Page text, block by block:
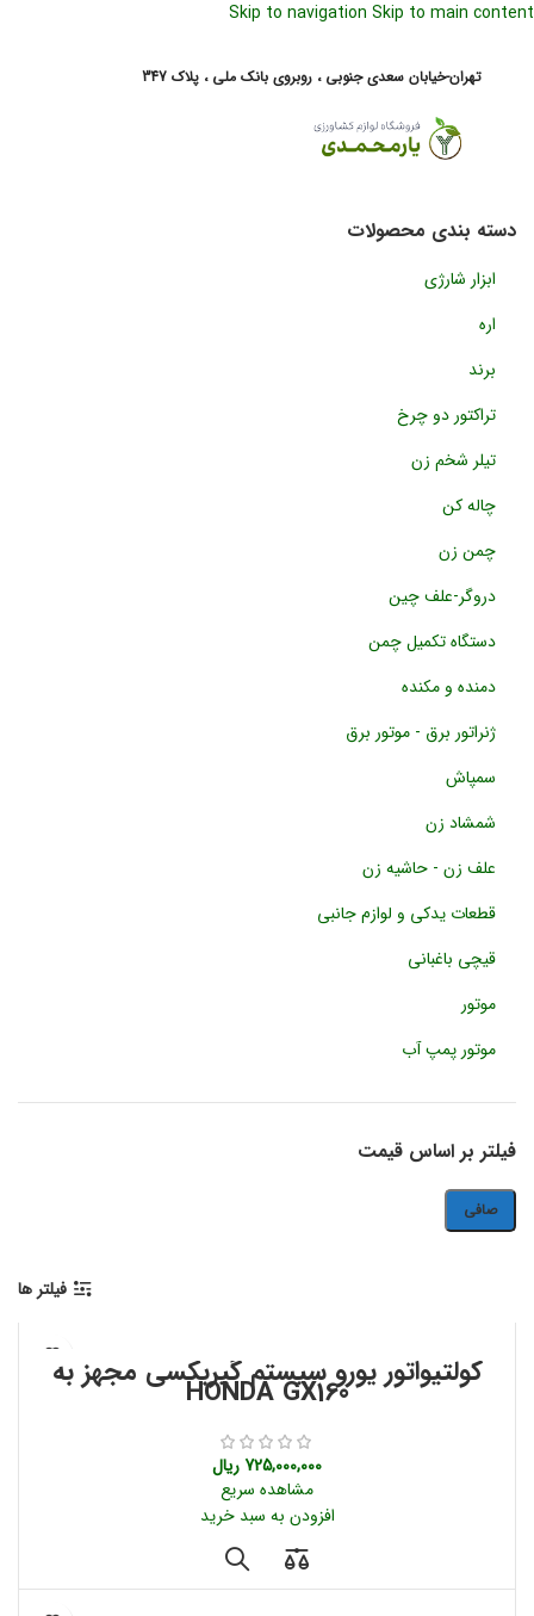
Skip to navigation Skip to main content
تهران-خیابان سعدی جنوبی ، روبروی بانک ملی ، پلاک 347
دسته بندی محصولات
ابزار شارژی
اره
برند
تراکتور دو چرخ
تیلر شخم زن
چاله کن
چمن زن
دروگر-علف چین
دستگاه تکمیل چمن
دمنده و مکنده
ژنراتور برق - موتور برق
سمپاش
شمشاد زن
علف زن - حاشیه زن
قطعات یدکی و لوازم جانبی
قیچی باغبانی
موتور
موتور پمپ آب
فیلتر بر اساس قیمت
حداقل
حداكثر
صافی
فیلتر ها
کولتیواتور یورو سیستم گیربکسی مجهز به
HONDA GX160
725,000,000 ریال
مشاهده سریع
افزودن به سبد خرید